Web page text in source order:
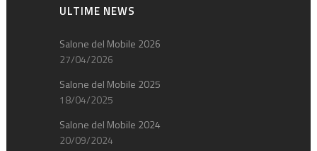
ULTIME NEWS
Salone del Mobile 2026
27/04/2026
Salone del Mobile 2025
18/04/2025
Salone del Mobile 2024
20/09/2024